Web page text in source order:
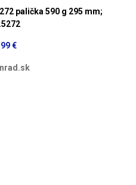
palička 590 g 295 mm;
€